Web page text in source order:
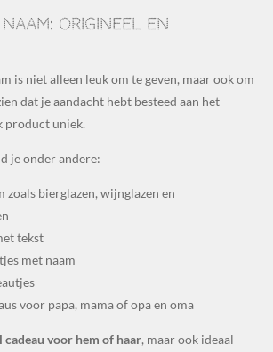
naam: origineel en
is niet alleen leuk om te geven, maar ook om
dat je aandacht hebt besteed aan het
product uniek.
je onder andere:
zoals bierglazen, wijnglazen en
tekst
met naam
voor papa, mama of opa en oma
cadeau voor hem of haar, maar ook ideaal